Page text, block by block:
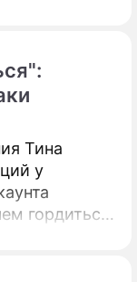
Тина
у
гордиться
нет?